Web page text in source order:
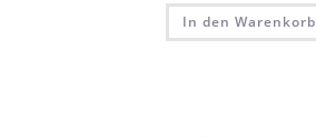
In den Warenkorb